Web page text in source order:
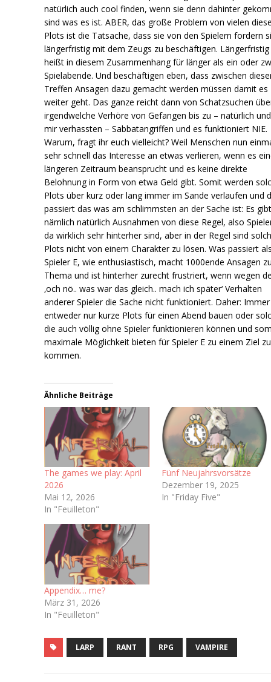
natürlich auch cool finden, wenn sie denn dahinter
sind was es ist. ABER, das große Problem von vielen
Plots ist die Tatsache, dass sie von den Spielern fordern
längerfristig mit dem Zeugs zu beschäftigen. Längerfristig
heißt in diesem Zusammenhang für länger als ein oder
Spielabende. Und beschäftigen eben, dass zwischen
Treffen Ansagen dazu gemacht werden müssen damit es
weiter geht. Das ganze reicht dann von Schatzsuchen
irgendwelche Verhöre von Gefangen bis zu – natürlich
mir verhassten – Sabbatangriffen und es funktioniert NIE.
Warum, fragt ihr euch vielleicht? Weil Menschen nun
sehr schnell das Interesse an etwas verlieren, wenn es
längeren Zeitraum beansprucht und es keine direkte
Belohnung in Form von etwa Geld gibt. Somit werden
Plots über kurz oder lang immer im Sande verlaufen und
passiert das was am schlimmsten an der Sache ist: Es
nämlich natürlich Ausnahmen von diese Regel, also
da wirklich sehr hinterher sind, aber in der Regel sind
Plots nicht von einem Charakter zu lösen. Was passiert
Spieler E, wie enthusiastisch, macht 1000ende Ansagen
Thema und ist hinterher zurecht frustriert, wenn wegen
‚och nö.. was war das gleich.. mach ich später‘ Verhalten
anderer Spieler die Sache nicht funktioniert. Daher: Immer
entweder nur kurze Plots für einen Abend bauen oder
die auch völlig ohne Spieler funktionieren können und
maximale Möglichkeit bieten für Spieler E zu einem Ziel zu
kommen.
Ähnliche Beiträge
The games we play: April
2026
Mai 12, 2026
In "Feuilleton"
Fünf Neujahrsvorsätze
Dezember 19, 2025
In "Friday Five"
Appendix… me?
März 31, 2026
In "Feuilleton"
LARP RANT RPG VAMPIRE